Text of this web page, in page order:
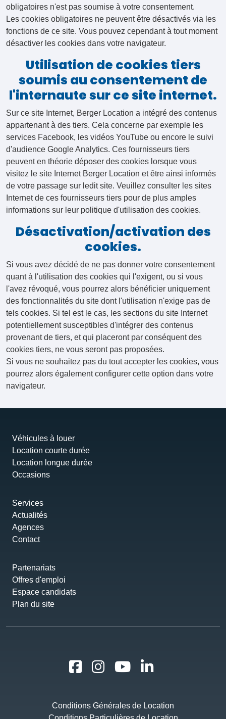
obligatoires n'est pas soumise à votre consentement.
Les cookies obligatoires ne peuvent être désactivés via les
fonctions de ce site. Vous pouvez cependant à tout moment
désactiver les cookies dans votre navigateur.
Utilisation de cookies tiers
soumis au consentement de
l'internaute sur ce site internet.
Sur ce site Internet, Berger Location a intégré des contenus
appartenant à des tiers. Cela concerne par exemple les
services Facebook, les vidéos YouTube ou encore le suivi
d'audience Google Analytics. Ces fournisseurs tiers
peuvent en théorie déposer des cookies lorsque vous
visitez le site Internet Berger Location et être ainsi informés
de votre passage sur ledit site. Veuillez consulter les sites
Internet de ces fournisseurs tiers pour de plus amples
informations sur leur politique d'utilisation des cookies.
Désactivation/activation des
cookies.
Si vous avez décidé de ne pas donner votre consentement
quant à l'utilisation des cookies qui l'exigent, ou si vous
l'avez révoqué, vous pourrez alors bénéficier uniquement
des fonctionnalités du site dont l'utilisation n'exige pas de
tels cookies. Si tel est le cas, les sections du site Internet
potentiellement susceptibles d'intégrer des contenus
provenant de tiers, et qui placeront par conséquent des
cookies tiers, ne vous seront pas proposées.
Si vous ne souhaitez pas du tout accepter les cookies, vous
pourrez alors également configurer cette option dans votre
navigateur.
Véhicules à louer
Location courte durée
Location longue durée
Occasions
Services
Actualités
Agences
Contact
Partenariats
Offres d'emploi
Espace candidats
Plan du site
Conditions Générales de Location